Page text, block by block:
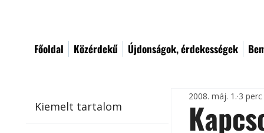
Főoldal Közérdekű Újdonságok, érdekességek
Kiemelt tartalom
2008. máj. 1. 3